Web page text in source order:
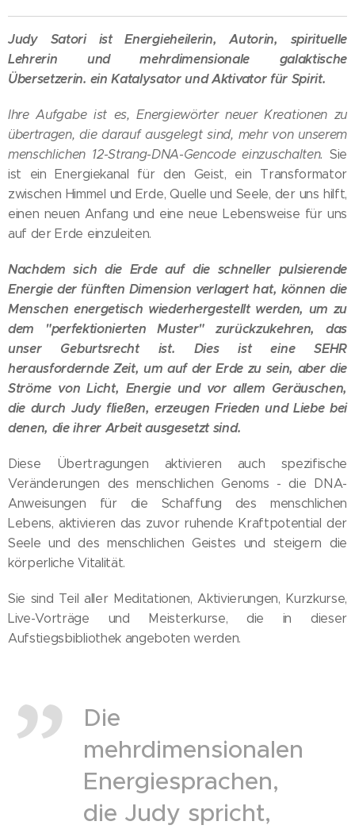
Judy Satori ist Energieheilerin, Autorin, spirituelle
Lehrerin und mehrdimensionale galaktische
Übersetzerin. ein Katalysator und Aktivator für Spirit.
Ihre Aufgabe ist es, Energiewörter neuer Kreationen zu
übertragen, die darauf ausgelegt sind, mehr von unserem
menschlichen 12-Strang-DNA-Gencode einzuschalten. Sie
ist ein Energiekanal für den Geist, ein Transformator
zwischen Himmel und Erde, Quelle und Seele, der uns hilft,
einen neuen Anfang und eine neue Lebensweise für uns
auf der Erde einzuleiten.
Nachdem sich die Erde auf die schneller pulsierende
Energie der fünften Dimension verlagert hat, können die
Menschen energetisch wiederhergestellt werden, um zu
dem "perfektionierten Muster" zurückzukehren, das
unser Geburtsrecht ist. Dies ist eine SEHR
herausfordernde Zeit, um auf der Erde zu sein, aber die
Ströme von Licht, Energie und vor allem Geräuschen,
die durch Judy fließen, erzeugen Frieden und Liebe bei
denen, die ihrer Arbeit ausgesetzt sind.
Diese Übertragungen aktivieren auch spezifische
Veränderungen des menschlichen Genoms - die DNA-
Anweisungen für die Schaffung des menschlichen
Lebens, aktivieren das zuvor ruhende Kraftpotential der
Seele und des menschlichen Geistes und steigern die
körperliche Vitalität.
Sie sind Teil aller Meditationen, Aktivierungen, Kurzkurse,
Live-Vorträge und Meisterkurse, die in dieser
Aufstiegsbibliothek angeboten werden.
Die
mehrdimensionalen
Energiesprachen,
die Judy spricht,